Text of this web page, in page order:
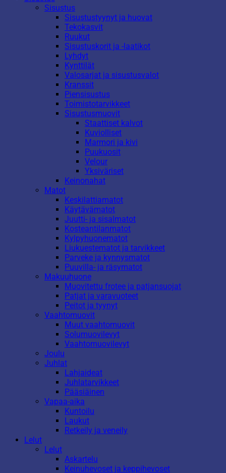
Sisustus
Sisustustyynyt ja huovat
Tekokasvit
Ruukut
Sisustuskorit ja -laatikot
Lyhdyt
Kynttilät
Valosarjat ja sisustusvalot
Kranssit
Piensisustus
Toimistotarvikkeet
Sisustusmuovit
Staattiset kalvot
Kuviolliset
Marmori ja kivi
Puukuosit
Velour
Yksiväriset
Keinonahat
Matot
Keskilattiamatot
Käytävämatot
Juutti- ja sisalmatot
Kosteantilanmatot
Kylpyhuonematot
Liukuestematot ja tarvikkeet
Parveke ja kynnysmatot
Puuvilla- ja räsymatot
Makuuhuone
Muovitettu frotee ja patjansuojat
Patjat ja varavuoteet
Peitot ja tyynyt
Vaahtomuovit
Muut vaahtomuovit
Solumuovilevyt
Vaahtomuovilevyt
Joulu
Juhlat
Lahjaideat
Juhlatarvikkeet
Pääsiäinen
Vapaa-aika
Kuntoilu
Laukut
Retkeily ja veneily
Lelut
Lelut
Askartelu
Keinuhevoset ja keppihevoset